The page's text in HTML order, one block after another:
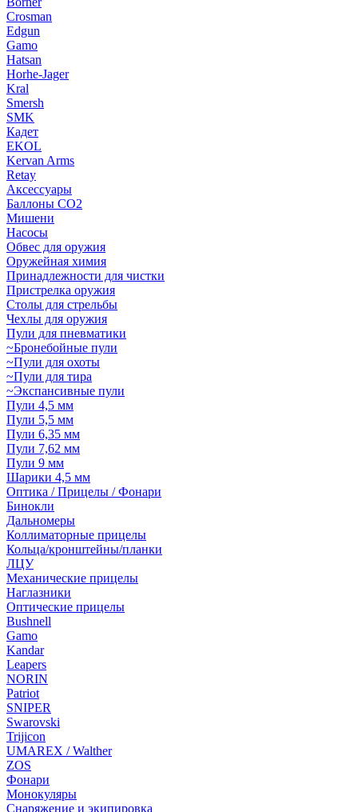
Crosman
Edgun
Gamo
Hatsan
Horhe-Jager
Kral
Smersh
SMK
Кадет
EKOL
Kervan Arms
Retay
Аксессуары
Баллоны СО2
Мишени
Насосы
Обвес для оружия
Оружейная химия
Принадлежности для чистки
Пристрелка оружия
Столы для стрельбы
Чехлы для оружия
Пули для пневматики
~Бронебойные пули
~Пули для охоты
~Пули для тира
~Экспансивные пули
Пули 4,5 мм
Пули 5,5 мм
Пули 6,35 мм
Пули 7,62 мм
Пули 9 мм
Шарики 4,5 мм
Оптика / Прицелы / Фонари
Бинокли
Дальномеры
Коллиматорные прицелы
Кольца/кронштейны/планки
ЛЦУ
Механические прицелы
Наглазники
Оптические прицелы
Bushnell
Gamo
Kandar
Leapers
NORIN
Patriot
SNIPER
Swarovski
Trijicon
UMAREX / Walther
ZOS
Фонари
Монокуляры
Снаряжение и экипировка